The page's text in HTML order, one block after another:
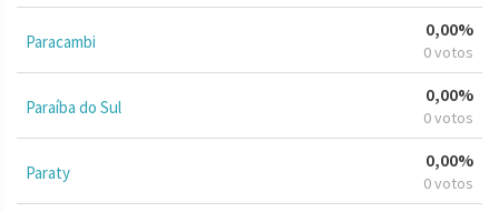
Paracambi
0,00%
0 votos
Paraíba do Sul
0,00%
0 votos
Paraty
0,00%
0 votos